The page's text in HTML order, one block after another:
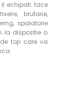
echipati face
brutarie,
spalatorie
la dispozitie o
top care va